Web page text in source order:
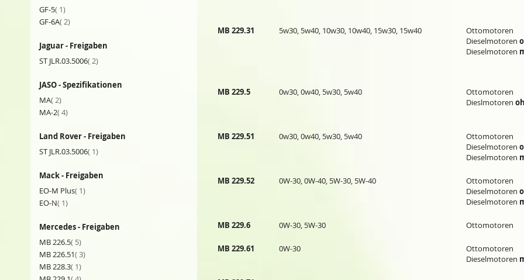
MB 229.31 5w30, 5w40, 10w30, 10w40, 15w30, 15w40
Ottomotoren
Dieselmotoren
Dieselmotoren
MB 229.5 0w30,0w40, 5w30, 5w40
Ottomotoren
Dieslmotoren
MB 229.51 0w30,0w40, 5w30, 5w40
Ottomotoren
Dieselmotoren
Dieselmotoren
MB 229.52 0W-30, 0W-40, 5W-30, 5W-40
Ottomotoren
Dieselmotoren
Dieselmotoren
MB 229.6 0W-30, 5W-30 Ottomotoren
MB 229.61 0W-30
Ottomotoren
Dieselmotoren
GF-5 1Artikel
GF-6A 2Artikel
Jaguar - Freigaben
ST JLR.03.5006 2Artikel
JASO - Spezifikationen
MA 2Artikel
MA-2 4Artikel
Land Rover - Freigaben
ST JLR.03.5006 1Artikel
Mack - Freigaben
EO-M Plus 1Artikel
EO-N 1Artikel
Mercedes - Freigaben
MB 226.5 5Artikel
MB 226.51 3Artikel
MB 228.3 1Artikel